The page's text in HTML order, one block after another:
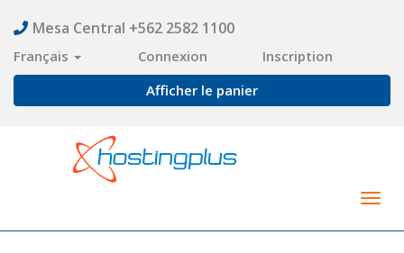
Mesa Central +562 2582 1100
Français Connexion
Inscription
Afficher le panier